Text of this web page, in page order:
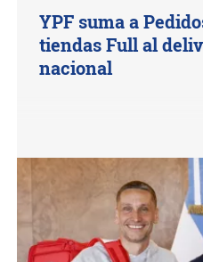
YPF suma a
tiendas Full al
nacional